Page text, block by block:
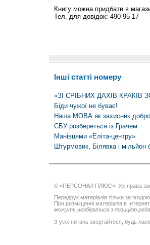
Книгу можна придбати в
Тел. для довідок: 490-95-17
Інші статті номеру
«ЗІ СРІБНИХ ДАХІВ КРАКІВ
Біди чужої не буває!
Наша МОВА як захисник
СБУ розбереться із Грачем
Манівцями «Еліта-центру»
Штурмовик, Білявка і мільйон
© «ПЕРСОНАЛ ПЛЮС». Усі права
Передрук матеріалів тільки за згодою
При розміщенні матеріалів в
можуть незбігатися з позицією
З усіх питань звертайтеся, будь